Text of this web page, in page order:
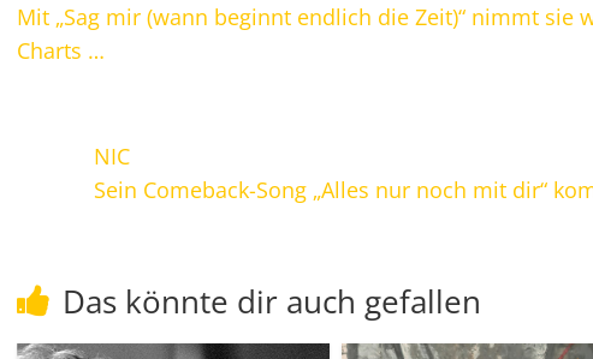
Mit „Sag mir (wann beginnt endlich die Zeit)“ nimmt sie
Charts …
NIC
Sein Comeback-Song „Alles nur noch mit dir“
Das könnte dir auch gefallen